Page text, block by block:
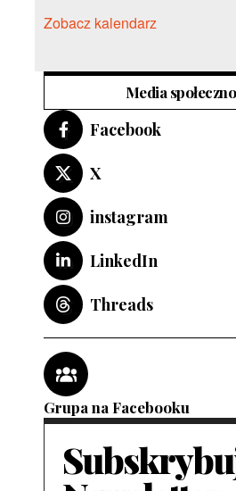
Zobacz kalendarz
Media
Facebook
X
instagram
LinkedIn
Threads
Grupa na Facebooku